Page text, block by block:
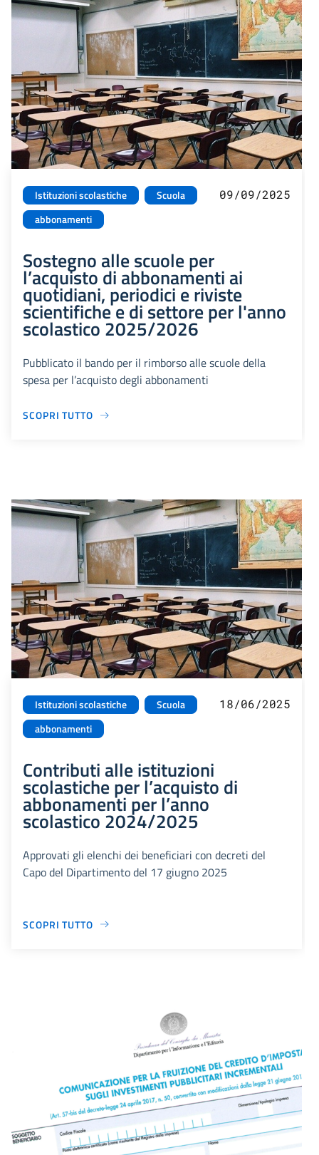
Istituzioni scolastiche
Scuola
abbonamenti
09/09/2025
Sostegno alle scuole per
l’acquisto di abbonamenti ai
quotidiani, periodici e riviste
scientifiche e di settore per l'anno
scolastico 2025/2026
Pubblicato il bando per il rimborso alle scuole della
spesa per l’acquisto degli abbonamenti
SCOPRI TUTTO
Istituzioni scolastiche
Scuola
abbonamenti
18/06/2025
Contributi alle istituzioni
scolastiche per l’acquisto di
abbonamenti per l’anno
scolastico 2024/2025
Approvati gli elenchi dei beneficiari con decreti del
Capo del Dipartimento del 17 giugno 2025
SCOPRI TUTTO